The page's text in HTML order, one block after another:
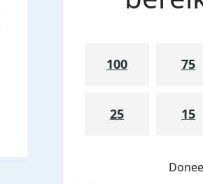
100 75
25 15